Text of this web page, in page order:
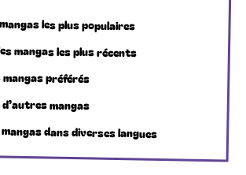
les plus populaires
mangas les plus récents
préférés
mangas
dans diverses langues